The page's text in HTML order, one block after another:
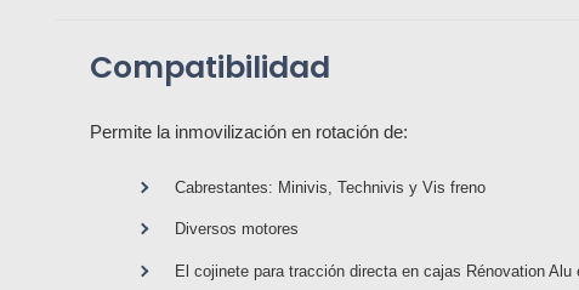
Compatibilidad
Permite la inmovilización en rotación de:
Cabrestantes: Minivis, Technivis y Vis freno
Diversos motores
El cojinete para tracción directa en cajas Rénovation